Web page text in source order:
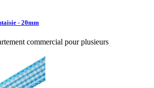
- 20mm
commercial pour plusieurs